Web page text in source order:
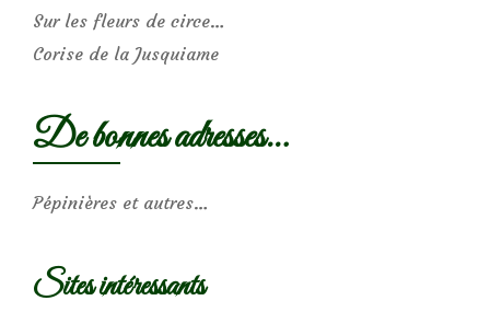
Sur les fleurs de circe…
Corise de la Jusquiame
De bonnes adresses…
Pépinières et autres…
Sites intéressants